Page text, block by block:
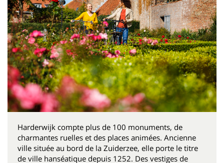
Harderwijk compte plus de 100 monuments, de
charmantes ruelles et des places animées. Ancienne
ville située au bord de la Zuiderzee, elle porte le titre
de ville hanséatique depuis 1252. Des vestiges de